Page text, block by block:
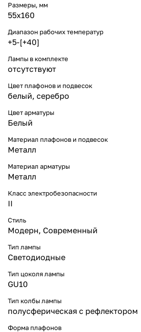
Размеры, мм
55x160
Диапазон рабочих температур
+5-[+40]
Лампы в комплекте
отсутствуют
Цвет плафонов и подвесок
белый, серебро
Цвет арматуры
Белый
Материал плафонов и подвесок
Металл
Материал арматуры
Металл
Класс электробезопасности
II
Стиль
Модерн, Современный
Тип лампы
Светодиодные
Тип цоколя лампы
GU10
Тип колбы лампы
полусферическая с рефлектором
Форма плафонов